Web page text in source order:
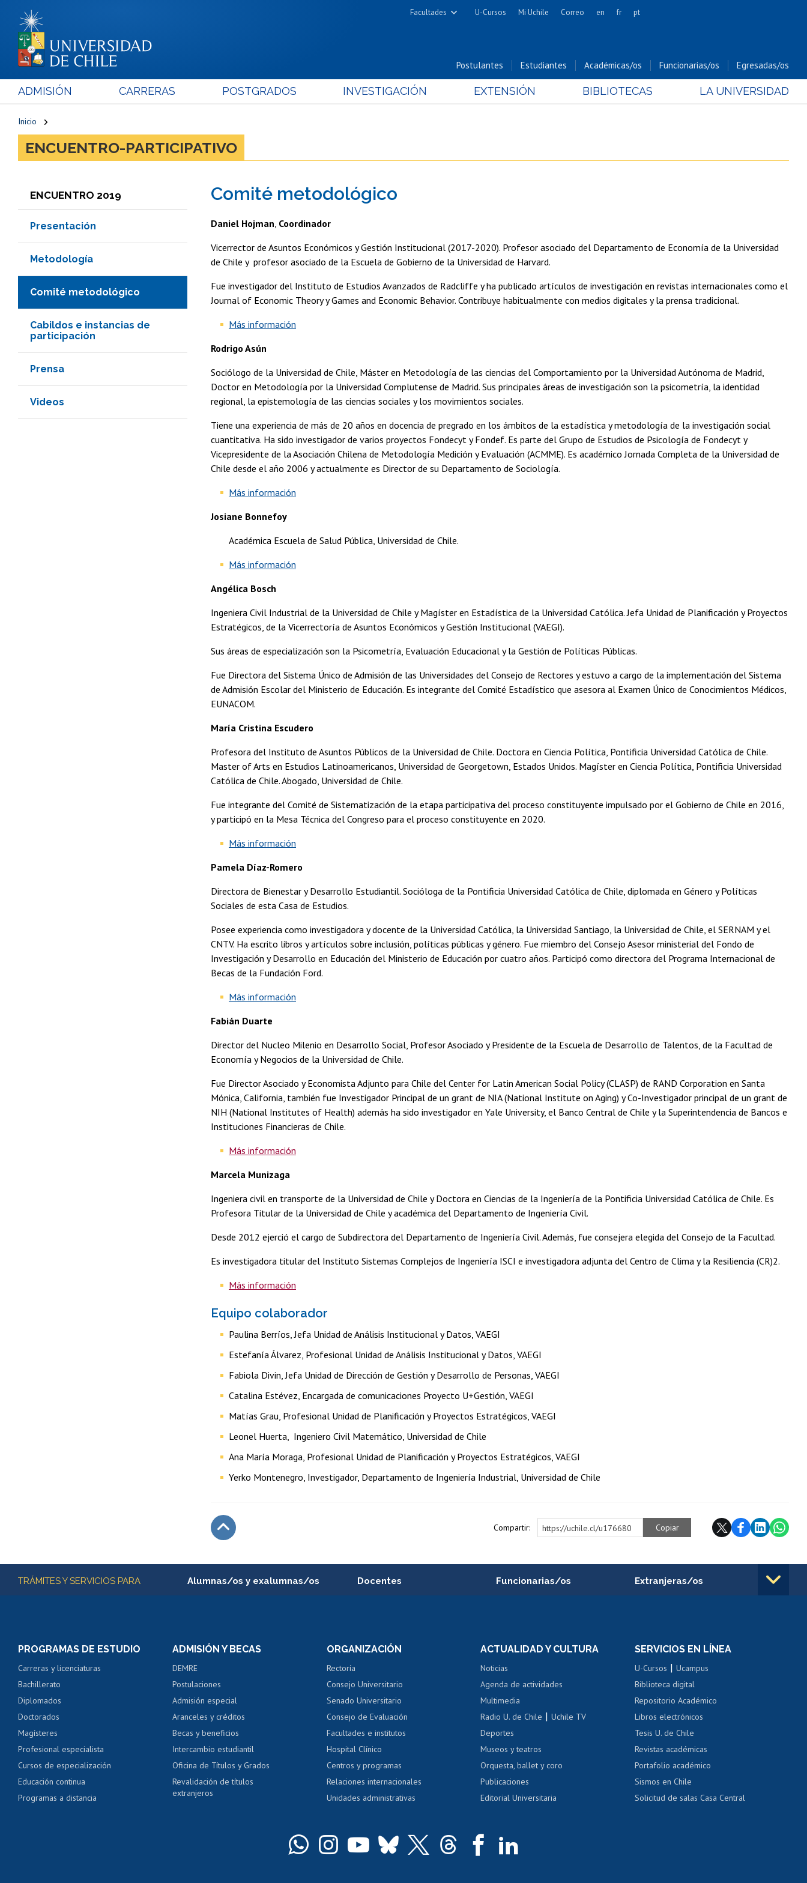
Facultades
Cs. Físicas y Matemáticas
Cs. Forestales y Conservación
Cs. Químicas y Farmacéuticas
Cs. Sociales
U-Cursos Mi Uchile Correo en fr pt
Postulantes Estudiantes Académicas/os Funcionarias/os Egresadas/os
ADMISIÓN CARRERAS POSTGRADOS INVESTIGACIÓN EXTENSIÓN BIBLIOTECAS LA UNIVERSIDAD
Inicio
ENCUENTRO-PARTICIPATIVO
ENCUENTRO 2019
Presentación
Metodología
Comité metodológico
Cabildos e instancias de
participación
Prensa
Videos
Comité metodológico
Daniel Hojman Coordinador
Vicerrector de Asuntos Económicos y Gestión Institucional (2017-2020). Profesor asociado del Departamento de Economía de la Universidad
de Chile y profesor asociado de la Escuela de Gobierno de la Universidad de Harvard.
Fue investigador del Instituto de Estudios Avanzados de Radcliffe y ha publicado artículos de investigación en revistas internacionales como el
Journal of Economic Theory y Games and Economic Behavior. Contribuye habitualmente con medios digitales y la prensa tradicional.
Más información
Rodrigo Asún
Sociólogo de la Universidad de Chile, Máster en Metodología de las ciencias del Comportamiento por la Universidad Autónoma de Madrid,
Doctor en Metodología por la Universidad Complutense de Madrid. Sus principales áreas de investigación son la psicometría, la identidad
regional, la epistemología de las ciencias sociales y los movimientos sociales.
Tiene una experiencia de más de 20 años en docencia de pregrado en los ámbitos de la estadística y metodología de la investigación social
cuantitativa. Ha sido investigador de varios proyectos Fondecyt y Fondef. Es parte del Grupo de Estudios de Psicología de Fondecyt y
Vicepresidente de la Asociación Chilena de Metodología Medición y Evaluación (ACMME). Es académico Jornada Completa de la Universidad de
Chile desde el año 2006 y actualmente es Director de su Departamento de Sociología.
Más información
Josiane Bonnefoy
Académica Escuela de Salud Pública, Universidad de Chile.
Más información
Angélica Bosch
Ingeniera Civil Industrial de la Universidad de Chile y Magíster en Estadística de la Universidad Católica. Jefa Unidad de Planificación y Proyectos
Estratégicos, de la Vicerrectoría de Asuntos Económicos y Gestión Institucional (VAEGI).
Sus áreas de especialización son la Psicometría, Evaluación Educacional y la Gestión de Políticas Públicas.
Fue Directora del Sistema Único de Admisión de las Universidades del Consejo de Rectores y estuvo a cargo de la implementación del Sistema
de Admisión Escolar del Ministerio de Educación. Es integrante del Comité Estadístico que asesora al Examen Único de Conocimientos Médicos,
EUNACOM.
María Cristina Escudero
Profesora del Instituto de Asuntos Públicos de la Universidad de Chile. Doctora en Ciencia Política, Pontificia Universidad Católica de Chile.
Master of Arts en Estudios Latinoamericanos, Universidad de Georgetown, Estados Unidos. Magíster en Ciencia Política, Pontificia Universidad
Católica de Chile. Abogado, Universidad de Chile.
Fue integrante del Comité de Sistematización de la etapa participativa del proceso constituyente impulsado por el Gobierno de Chile en 2016,
y participó en la Mesa Técnica del Congreso para el proceso constituyente en 2020.
Más información
Pamela Díaz-Romero
Directora de Bienestar y Desarrollo Estudiantil. Socióloga de la Pontificia Universidad Católica de Chile, diplomada en Género y Políticas
Sociales de esta Casa de Estudios.
Posee experiencia como investigadora y docente de la Universidad Católica, la Universidad Santiago, la Universidad de Chile, el SERNAM y el
CNTV. Ha escrito libros y artículos sobre inclusión, políticas públicas y género. Fue miembro del Consejo Asesor ministerial del Fondo de
Investigación y Desarrollo en Educación del Ministerio de Educación por cuatro años. Participó como directora del Programa Internacional de
Becas de la Fundación Ford.
Más información
Fabián Duarte
Director del Nucleo Milenio en Desarrollo Social, Profesor Asociado y Presidente de la Escuela de Desarrollo de Talentos, de la Facultad de
Economía y Negocios de la Universidad de Chile.
Fue Director Asociado y Economista Adjunto para Chile del Center for Latin American Social Policy (CLASP) de RAND Corporation en Santa
Mónica, California, también fue Investigador Principal de un grant de NIA (National Institute on Aging) y Co-Investigador principal de un grant de
NIH (National Institutes of Health) además ha sido investigador en Yale University, el Banco Central de Chile y la Superintendencia de Bancos e
Instituciones Financieras de Chile.
Más información
Marcela Munizaga
Ingeniera civil en transporte de la Universidad de Chile y Doctora en Ciencias de la Ingeniería de la Pontificia Universidad Católica de Chile. Es
Profesora Titular de la Universidad de Chile y académica del Departamento de Ingeniería Civil.
Desde 2012 ejerció el cargo de Subdirectora del Departamento de Ingeniería Civil. Además, fue consejera elegida del Consejo de la Facultad.
Es investigadora titular del Instituto Sistemas Complejos de Ingeniería ISCI e investigadora adjunta del Centro de Clima y la Resiliencia (CR)2.
Más información
Equipo colaborador
Paulina Berríos, Jefa Unidad de Análisis Institucional y Datos, VAEGI
Estefanía Álvarez, Profesional Unidad de Análisis Institucional y Datos, VAEGI
Fabiola Divin, Jefa Unidad de Dirección de Gestión y Desarrollo de Personas, VAEGI
Catalina Estévez, Encargada de comunicaciones Proyecto U+Gestión, VAEGI
Matías Grau, Profesional Unidad de Planificación y Proyectos Estratégicos, VAEGI
Leonel Huerta, Ingeniero Civil Matemático, Universidad de Chile
Ana María Moraga, Profesional Unidad de Planificación y Proyectos Estratégicos, VAEGI
Yerko Montenegro, Investigador, Departamento de Ingeniería Industrial, Universidad de Chile
Compartir: https://uchile.cl/u176680 Copiar
Más información
TRÁMITES Y SERVICIOS PARA Alumnas/os y exalumnas/os
Consulta y certificado de notas
Servicio médico y dental
Pago de arancel y crédito alumnos
Pago de arancel y crédito exalumnos
Certificado de títulos y grados
Docentes
Perfeccionamiento
Evaluación docente
Calificación académica
Postulación al AUCAI
Funcionarias/os
Portal de movilidad interna
Certificado de renta
Certificado de renta
Gestión de correo uchile
Extranjeras/os
Movilidad Estudiantil
Cursos de español
Acoso laboral, sexual y violencia
PROGRAMAS DE ESTUDIO
Carreras y licenciaturas
Bachillerato
Diplomados
Doctorados
Magísteres
Profesional especialista
Cursos de especialización
Educación continua
Programas a distancia
ADMISIÓN Y BECAS
DEMRE
Postulaciones
Admisión especial
Aranceles y créditos
Becas y beneficios
Intercambio estudiantil
Oficina de Títulos y Grados
Revalidación de títulos
extranjeros
ORGANIZACIÓN
Rectoría
Consejo Universitario
Senado Universitario
Consejo de Evaluación
Facultades e institutos
Hospital Clínico
Centros y programas
Relaciones internacionales
Unidades administrativas
ACTUALIDAD Y CULTURA
Noticias
Agenda de actividades
Multimedia
Radio U. de Chile |Uchile TV
Deportes
Museos y teatros
Orquesta, ballet y coro
Publicaciones
Editorial Universitaria
SERVICIOS EN LÍNEA
U-Cursos |Ucampus
Biblioteca digital
Repositorio Académico
Libros electrónicos
Tesis U. de Chile
Revistas académicas
Portafolio académico
Sismos en Chile
Solicitud de salas Casa Central